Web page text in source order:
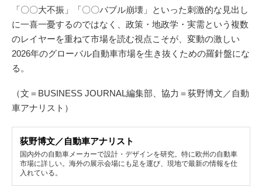
「〇〇大不振」「〇〇バブル崩壊」といった刺激的な見出し
に一喜一憂するのではなく、政策・地政学・実需という複数
のレイヤーを重ねて市場を読む視点こそが、変動の激しい
2026年のグローバル自動車市場を生き抜くための羅針盤にな
る。
（文＝BUSINESS JOURNAL編集部、協力＝荻野博文／自動
車アナリスト）
荻野博文／自動車アナリスト
国内外の自動車メーカーで設計・デザインを研究。特に欧州の自動車
市場に詳しい。海外の展示会場にも足を運び、現地で最新の情報を仕
入れている。